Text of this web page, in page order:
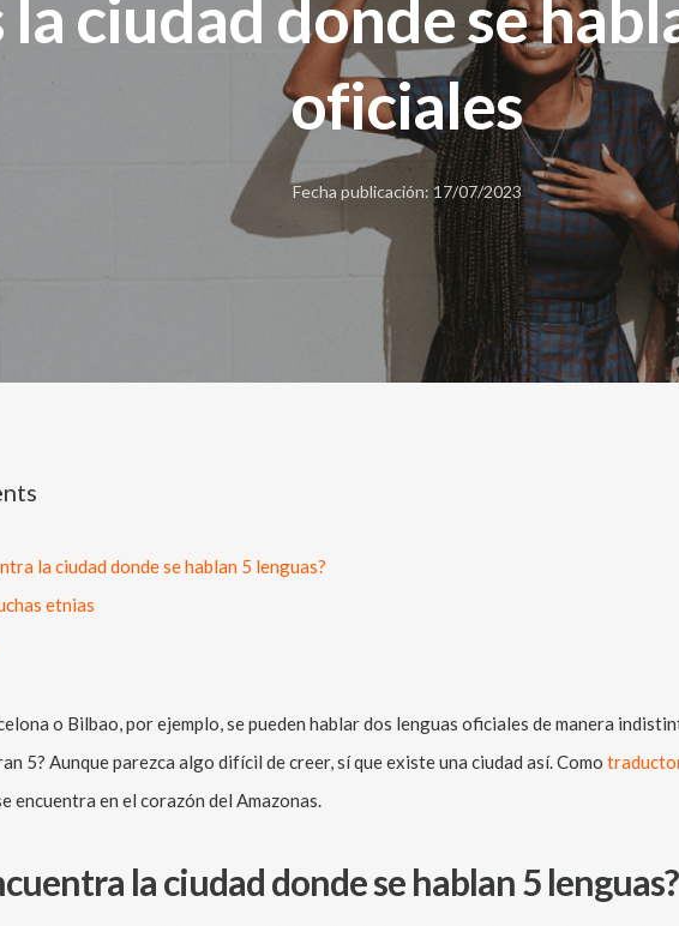
la ciudad donde se
oficiales
Fecha publicación: 17/07/2023
la ciudad donde se hablan 5 lenguas?
etnias
o Bilbao, por ejemplo, se pueden hablar dos lenguas oficiales de manera
5? Aunque parezca algo difícil de creer, sí que existe una ciudad así. Como
encuentra en el corazón del Amazonas.
la ciudad donde se hablan 5 lenguas?